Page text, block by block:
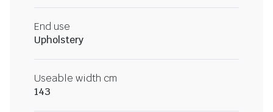
End use
Upholstery
Useable width cm
143